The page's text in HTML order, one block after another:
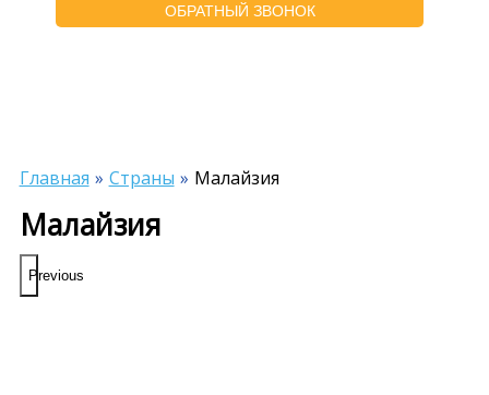
ОБРАТНЫЙ ЗВОНОК
Главная Страны Малайзия
Малайзия
Previous